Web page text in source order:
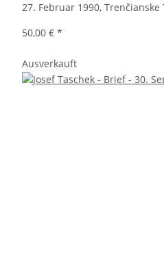
27. Februar 1990, Trenčianske
50,00 € *
Ausverkauft